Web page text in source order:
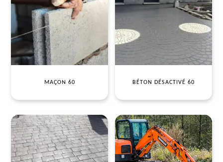
MAÇON 60 BÉTON DÉSACTIVÉ 60